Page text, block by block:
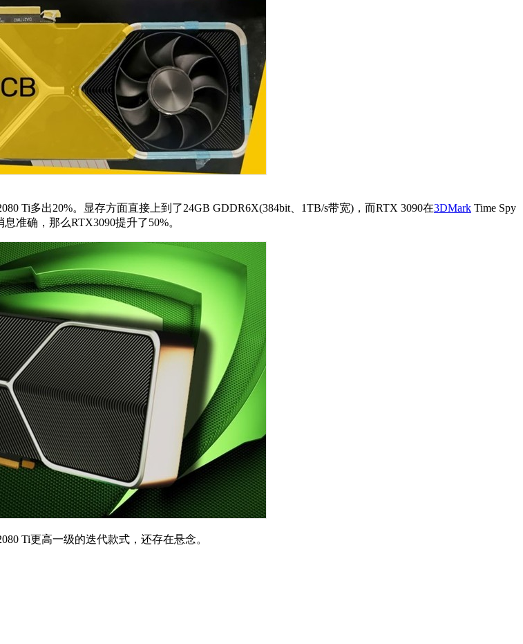
Ti多出20%。显存方面直接上到了24GB GDDR6X(384bit、1TB/s带宽)，而RTX 3090在3DMark Time Spy
准确，那么RTX3090提升了50%。
Ti更高一级的迭代款式，还存在悬念。